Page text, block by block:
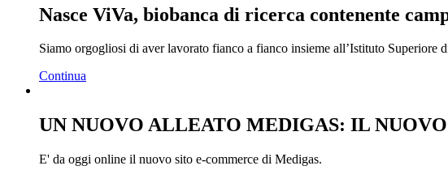
Nasce ViVa, biobanca di ricerca contenente
Siamo orgogliosi di aver lavorato fianco a fianco insieme all’Istituto
Continua
UN NUOVO ALLEATO MEDIGAS: IL
E' da oggi online il nuovo sito e-commerce di Medigas.